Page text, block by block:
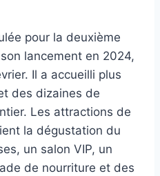
pour la deuxième
lancement en 2024,
Il a accueilli plus
des dizaines de
Les attractions de
la dégustation du
un salon VIP, un
de nourriture et des